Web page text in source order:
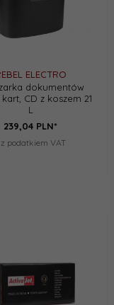
ELECTRO
dokumentów
kart, CD z koszem 21
L
239,04 PLN*
z podatkiem VAT